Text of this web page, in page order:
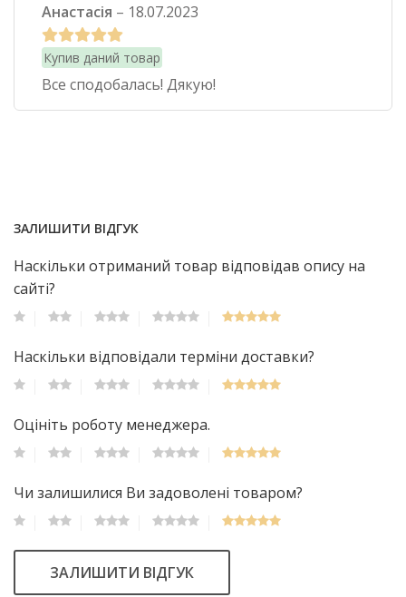
Анастасія – 18.07.2023
Купив даний товар
Все сподобалась! Дякую!
ЗАЛИШИТИ ВІДГУК
Наскільки отриманий товар відповідав опису на
сайті?
Наскільки відповідали терміни доставки?
Оцініть роботу менеджера.
Чи залишилися Ви задоволені товаром?
ЗАЛИШИТИ ВІДГУК